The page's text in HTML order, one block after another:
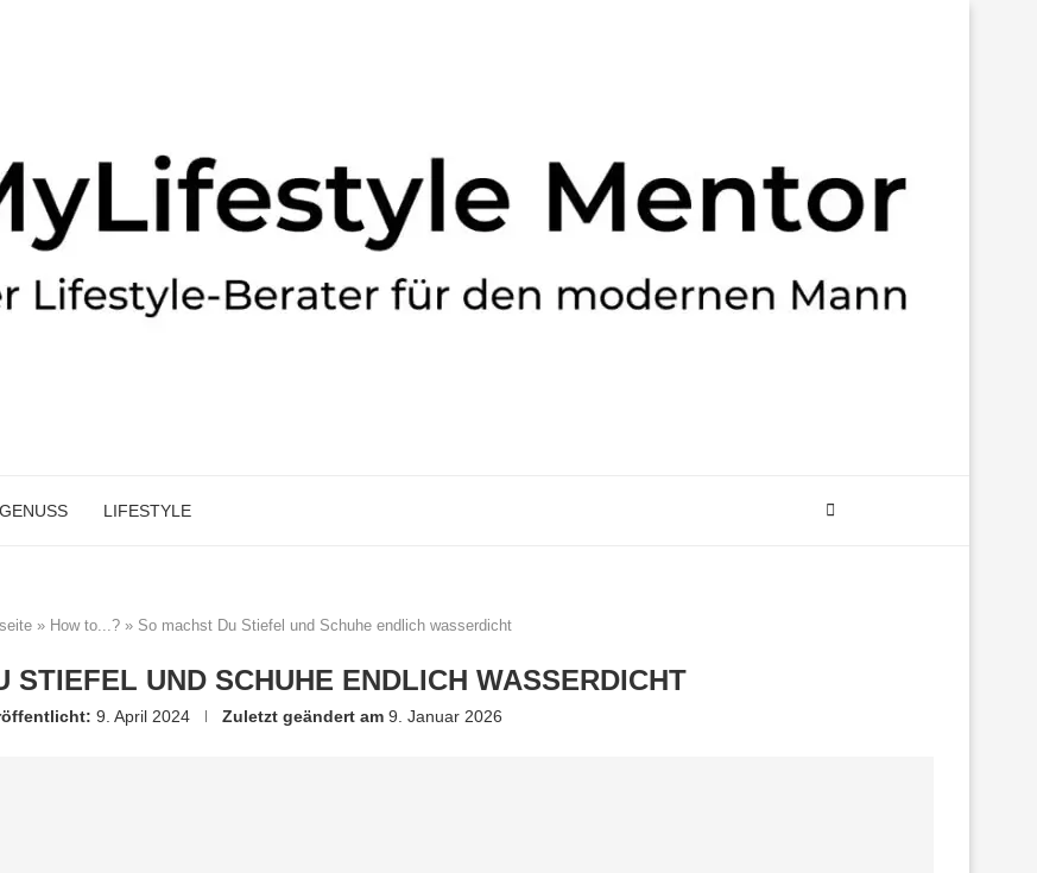
GENUSS LIFESTYLE
» How to...? » So machst Du Stiefel und Schuhe endlich wasserdicht
STIEFEL UND SCHUHE ENDLICH WASSERDICHT
9. April 2024 Zuletzt geändert am 9. Januar 2026